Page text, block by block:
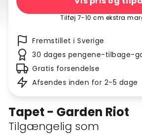
Tapet - Garden Riot
Tilgængelig som
Tilføj 7-10 cm ekstra
Fremstillet i Sverige
30 dages pengene-tilbage-
Gratis forsendelse
Afsendes inden for 2-5 dage